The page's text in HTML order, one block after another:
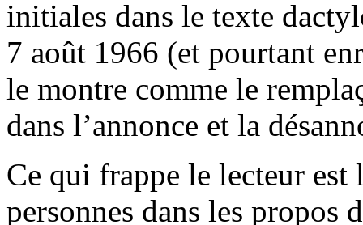
initiales dans le texte
7 août 1966 (et pourtant
le montre comme le
dans l’annonce et la
Ce qui frappe le lecteur est
personnes dans les propos